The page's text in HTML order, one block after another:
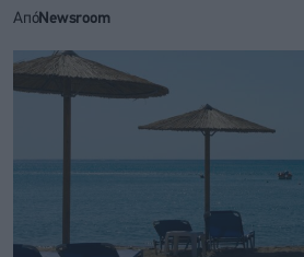
ΑπόNewsroom